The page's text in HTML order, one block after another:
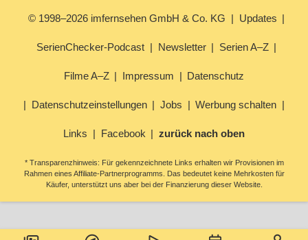
© 1998–2026 imfernsehen GmbH & Co. KG Updates
SerienChecker-Podcast Newsletter Serien A–Z
Filme A–Z Impressum Datenschutz
Datenschutzeinstellungen Jobs Werbung schalten
Links Facebook zurück nach oben
* Transparenzhinweis: Für gekennzeichnete Links erhalten wir Provisionen im
Rahmen eines Affiliate-Partnerprogramms. Das bedeutet keine Mehrkosten für
Käufer, unterstützt uns aber bei der Finanzierung dieser Website.